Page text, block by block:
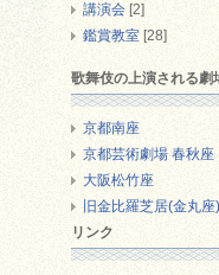
講演会 [2]
鑑賞教室 [28]
歌舞伎の上演される劇
京都南座
京都芸術劇場 春秋座
大阪松竹座
旧金比羅芝居(金丸座)
リンク